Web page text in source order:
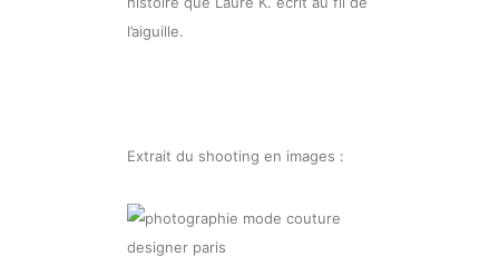
l’aiguille.
Extrait du shooting en images :